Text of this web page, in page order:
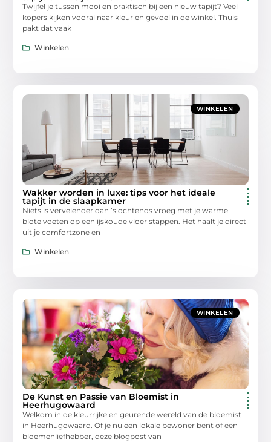
Twijfel je tussen mooi en praktisch bij een nieuw tapijt? Veel
kopers kijken vooral naar kleur en gevoel in de winkel. Thuis
pakt dat vaak
Winkelen
WINKELEN
Wakker worden in luxe: tips voor het ideale
tapijt in de slaapkamer
Niets is vervelender dan ’s ochtends vroeg met je warme
blote voeten op een ijskoude vloer stappen. Het haalt je direct
uit je comfortzone en
Winkelen
WINKELEN
De Kunst en Passie van Bloemist in
Heerhugowaard
Welkom in de kleurrijke en geurende wereld van de bloemist
in Heerhugowaard. Of je nu een lokale bewoner bent of een
bloemenliefhebber, deze blogpost van